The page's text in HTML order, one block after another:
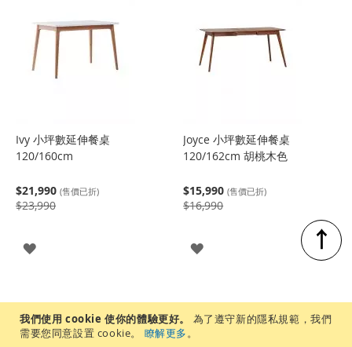
我們使用 cookie 使你的體驗更好。
為了遵守新的隱私規範，我們
需要您同意設置 cookie。
瞭解更多。
Ivy 小坪數延伸餐桌
120/160cm
$21,990 (售價已折)
$23,990
登
Joyce 小坪數延伸餐桌
120/162cm 胡桃木色
$15,990 (售價已折)
$16,990
登
↑